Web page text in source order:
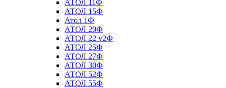
АТОЛ 11Ф
АТОЛ 15Ф
Атол 1Ф
АТОЛ 20Ф
АТОЛ 22 v2Ф
АТОЛ 25Ф
АТОЛ 27Ф
АТОЛ 30Ф
АТОЛ 52Ф
АТОЛ 55Ф